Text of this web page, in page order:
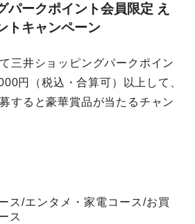
パークポイント会員限定 え
トキャンペーン
三井ショッピングパークポイン
円（税込・合算可）以上して、
すると豪華賞品が当たるチャン
ス/エンタメ・家電コース/お買
ス